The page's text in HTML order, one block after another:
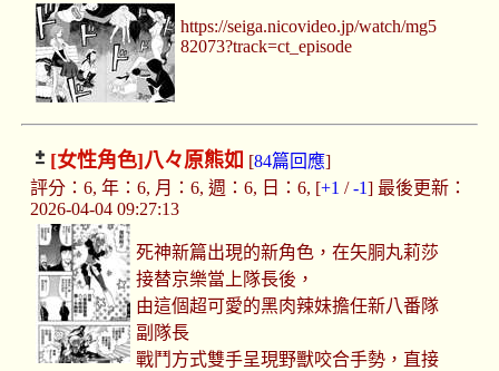
https://seiga.nicovideo.jp/watch/mg5
82073?track=ct_episode
[女性角色]八々原熊如 [84篇回應]
評分：6, 年：6, 月：6, 週：6, 日：6, [+1 /-1] 最後更新：
2026-04-04 09:27:13
死神新篇出現的新角色，在矢胴丸莉莎
接替京樂當上隊長後，
由這個超可愛的黑肉辣妹擔任新八番隊
副隊長
戰鬥方式雙手呈現野獸咬合手勢，直接